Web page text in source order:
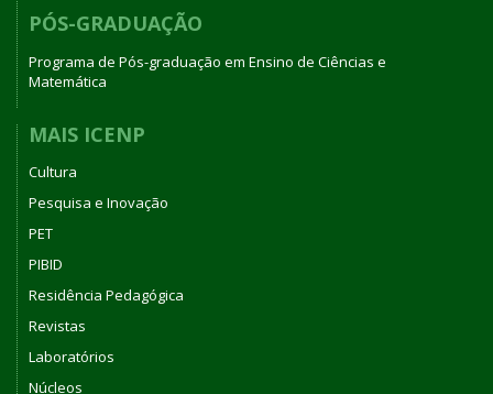
PÓS-GRADUAÇÃO
Programa de Pós-graduação em Ensino de Ciências e
Matemática
MAIS ICENP
Cultura
Pesquisa e Inovação
PET
PIBID
Residência Pedagógica
Revistas
Laboratórios
Núcleos